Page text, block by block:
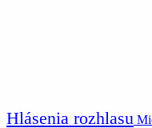
Hlásenia rozhlasu